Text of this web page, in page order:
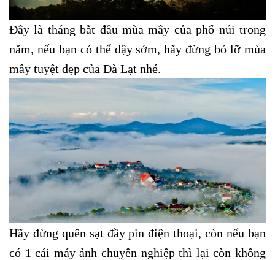
Đây là tháng bắt đầu mùa mây của phố núi trong
năm, nếu bạn có thể dậy sớm, hãy đừng bỏ lỡ mùa
mây tuyệt đẹp của Đà Lạt nhé.
Hãy đừng quên sạt đầy pin điện thoại, còn nếu bạn
có 1 cái máy ảnh chuyên nghiệp thì lại còn không